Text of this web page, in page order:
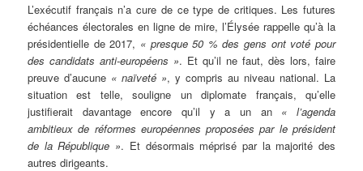
L’exécutif français n’a cure de ce type de critiques. Les futures
échéances électorales en ligne de mire, l’Élysée rappelle qu’à la
présidentielle de 2017, « presque 50 % des gens ont voté pour
des candidats anti-européens ». Et qu’il ne faut, dès lors, faire
preuve d’aucune « naïveté », y compris au niveau national. La
situation est telle, souligne un diplomate français, qu’elle
justifierait davantage encore qu’il y a un an « l’agenda
ambitieux de réformes européennes proposées par le président
de la République ». Et désormais méprisé par la majorité des
autres dirigeants.